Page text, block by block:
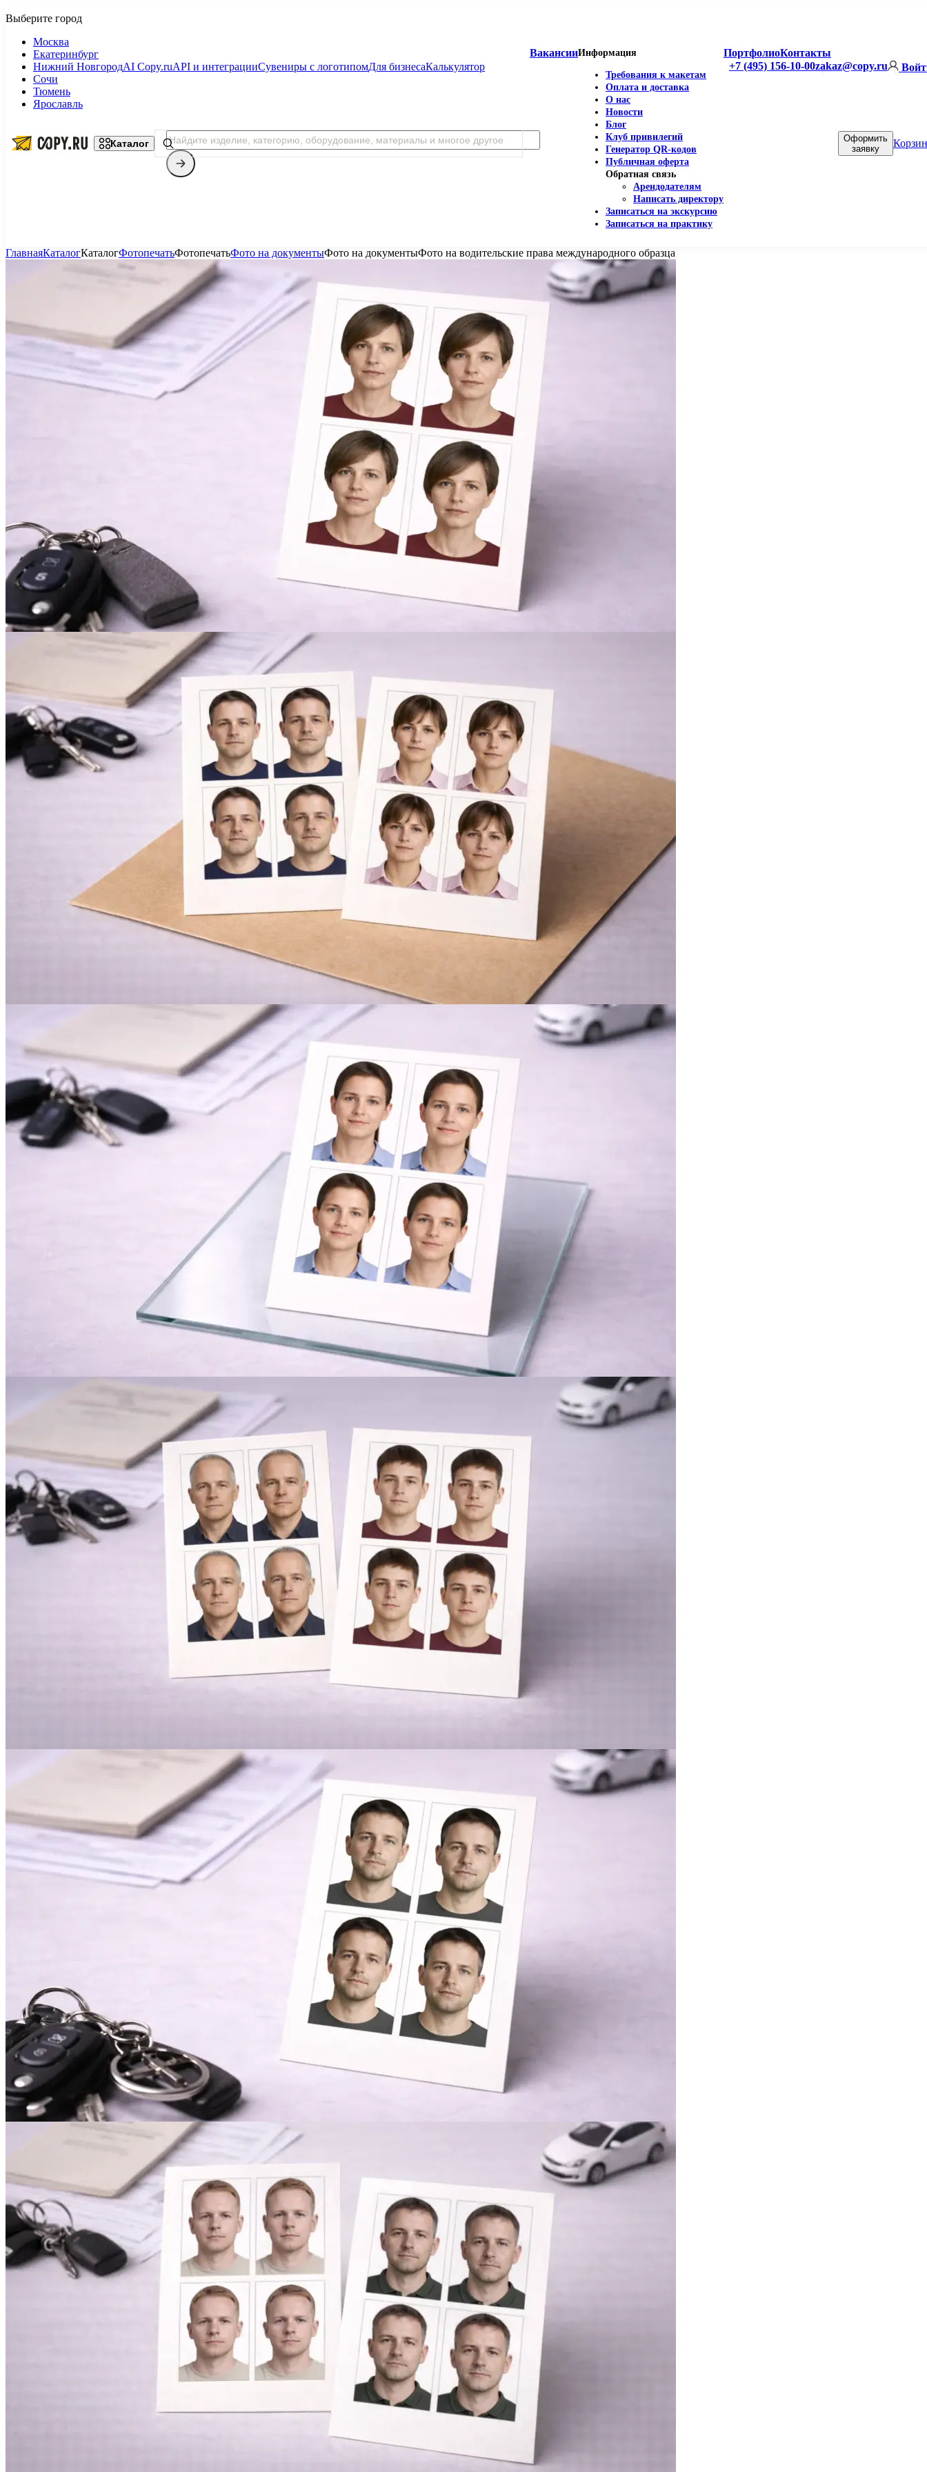
Москва
Екатеринбург
Нижний Новгород
Сочи
Тюмень
Ярославль
AI Copy.ruAPI и интеграцииСувениры с логотипомДля бизнесаКалькулятор +7 (495) 156-10-00zakaz@copy.ru
Каталог
ВакансииИнформация
Требования к макетам
Оплата и доставка
О нас
Новости
Блог
Клуб привилегий
Генератор QR-кодов
Публичная оферта
Обратная связь
Арендодателям
Написать директору
Записаться на экскурсию
Записаться на практику
ПортфолиоКонтакты
Оформить
заявку
Оперативная полиграфия
Широкоформатная печать
Типография
Печать в копицентре
Печать документов А3/А4
Печать чертежей
Печать плакатов
Печать лекал
Печать на пенокартоне
Печать авторефератов
Копирование документов
Копирование документов А3/А4
Копирование проектной документации
Копирование больших чертежей
Ламинирование документов
Ламинирование документов А4/А3
Ламинирование плакатов
Ламинирование наклеек
Ламинирование фотографий
Ламинирование бумаги
Ламинирование больших форматов
По типу ламинирования
Ещё
Брошюровка в копицентре
Брошюровка документов
Брошюровка на пластиковую пружину
Брошюровка на металлическую пружину
Брошюровка на скобу
Брошюровка курсовых работ
Брошюровка дипломных работ
Брошюровка диссертаций
Брошюровка листов
Ещё
Сканирование документов А3/А4
Сканирование чертежей
Брошюровка на пластиковую пружину
Брошюровка на металлическую пружину
Инженерная печать документации и чертежей
ГлавнаяКаталогКаталогФотопечатьФотопечатьФото на документыФото на документыФото на водительские права международного образца